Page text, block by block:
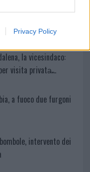
Privacy Policy
Olbia ombelico del
la vicesindaco:
visita privata̶…
a fuoco due furgoni
intervento dei